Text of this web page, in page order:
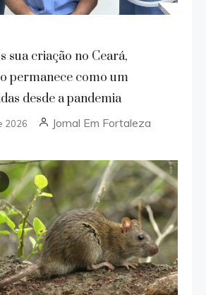
sua criação no Ceará,
permanece como um
desde a pandemia
2026 Jornal Em Fortaleza